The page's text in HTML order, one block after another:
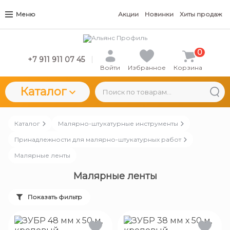
Меню Акции Новинки Хиты продаж
+7 911 911 07 45
Войти Избранное Корзина
0
Каталог
Каталог Малярно-штукатурные инструменты
Принадлежности для малярно-штукатурных работ
Малярные ленты
Малярные ленты
Показать фильтр